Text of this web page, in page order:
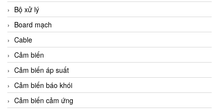
Bộ xử lý
Board mạch
Cable
Cảm biến
Cảm biến áp suất
Cảm biến báo khói
Cảm biến cảm ứng